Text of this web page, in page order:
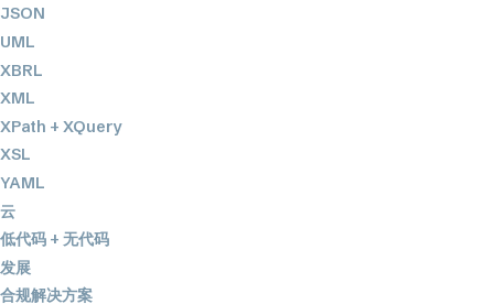
JSON
UML
XBRL
XML
XPath + XQuery
XSL
YAML
云
低代码 + 无代码
发展
合规解决方案